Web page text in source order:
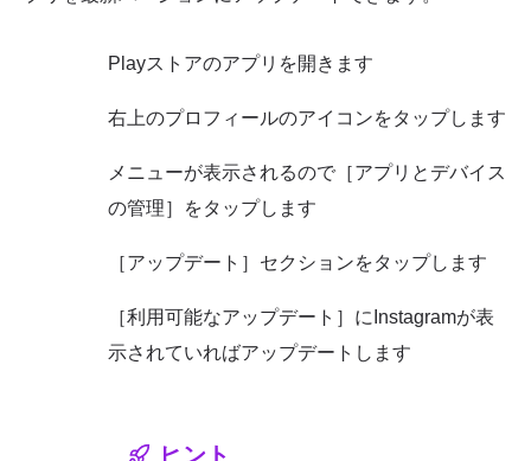
Playストアのアプリを開きます
右上のプロフィールのアイコンをタップします
メニューが表示されるので［アプリとデバイス
の管理］をタップします
［アップデート］セクションをタップします
［利用可能なアップデート］にInstagramが表
示されていればアップデートします
ヒント